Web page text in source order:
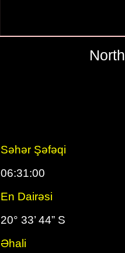
Səhər Şəfəqi
06:31:00
En Dairəsi
20° 33’ 44” S
Əhali